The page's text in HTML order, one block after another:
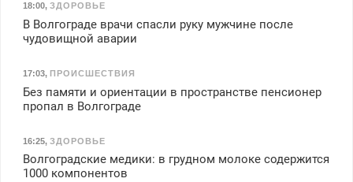
вычета налогов.
Ежемесячно
получение документов,
125000 руб.
18:00, ЗДОРОВЬЕ
В Волгограде врачи спасли руку мужчине после
чудовищной аварии
17:03, ПРОИСШЕСТВИЯ
Без памяти и ориентации в пространстве пенсионер
пропал в Волгограде
16:25, ЗДОРОВЬЕ
Волгоградские медики: в грудном молоке содержится
1000 компонентов